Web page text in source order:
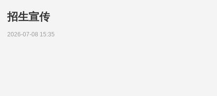
招生宣传
2026-07-08 15:35